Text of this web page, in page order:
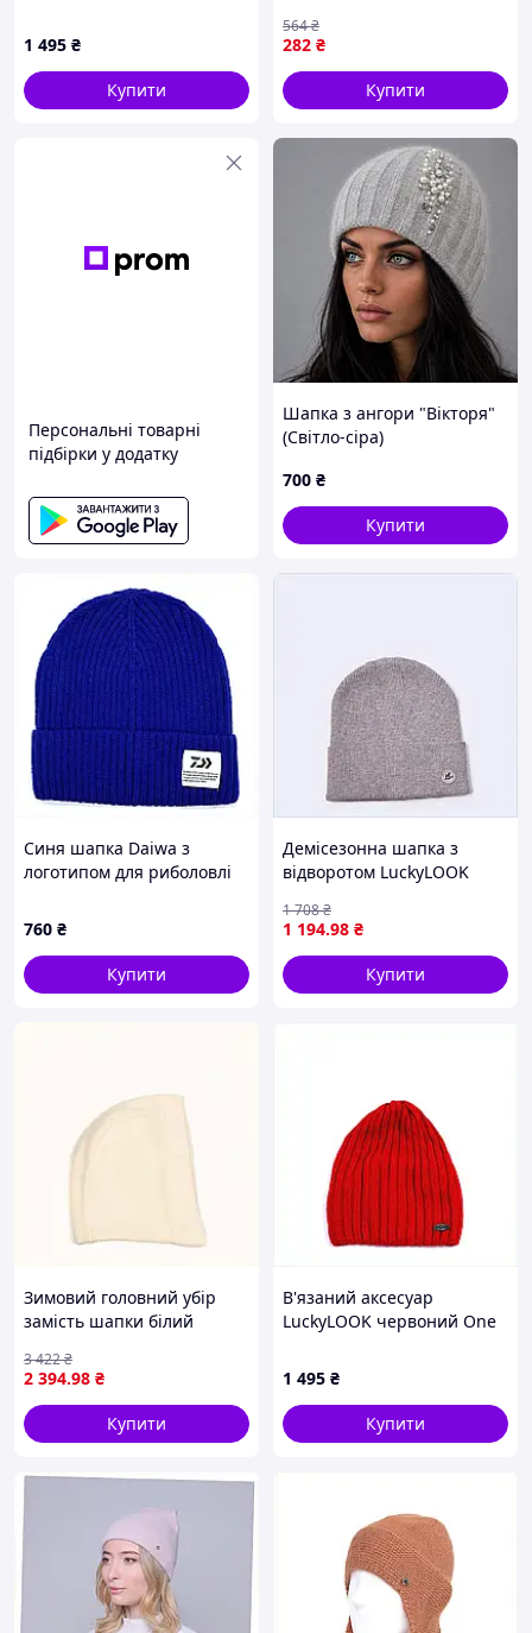
1 495 ₴
Купити
FERO
282 ₴
564₴
Купити
Персональні товарні
підбірки у додатку
Шапка з ангори "Вікторя"
(Світло-сіра)
700 ₴
Купити
Синя шапка Daiwa з
логотипом для риболовлі
760 ₴
Купити
Демісезонна шапка з
відворотом LuckyLOOK
1 194.98 ₴
1 708₴
Купити
Зимовий головний убір
замість шапки білий
2 394.98 ₴
3 422₴
Купити
В'язаний аксесуар
LuckyLOOK червоний One
1 495 ₴
Купити